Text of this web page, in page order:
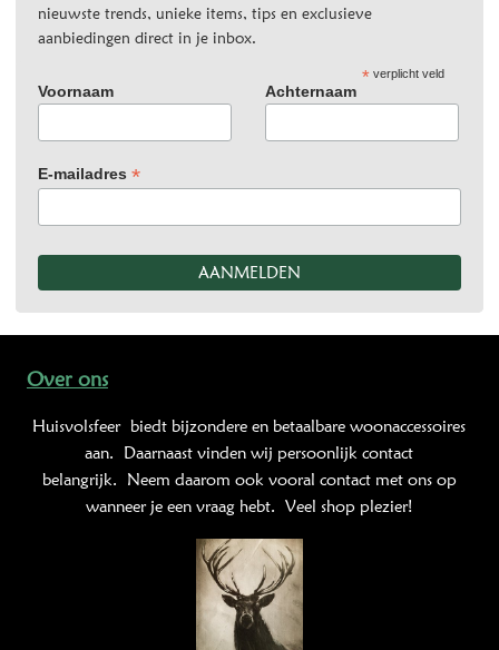
nieuwste trends, unieke items, tips en exclusieve
aanbiedingen direct in je inbox.
*verplicht veld
Voornaam Achternaam
E-mailadres *
Over ons
Huisvolsfeer biedt bijzondere en betaalbare woonaccessoires
aan. Daarnaast vinden wij persoonlijk contact
belangrijk. Neem daarom ook vooral contact met ons op
wanneer je een vraag hebt. Veel shop plezier!